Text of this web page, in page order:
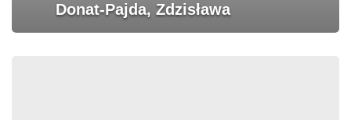
Donat-Pajda, Zdzisława